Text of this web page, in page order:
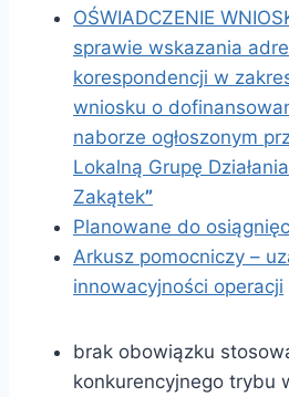
OŚWIADCZENIE
sprawie wskazania
korespondencji w
wniosku o
naborze ogłoszonym
Lokalną Grupę
Zakątek”
Planowane do
Arkusz pomocniczy –
innowacyjności operacji
brak obowiązku
konkurencyjnego trybu